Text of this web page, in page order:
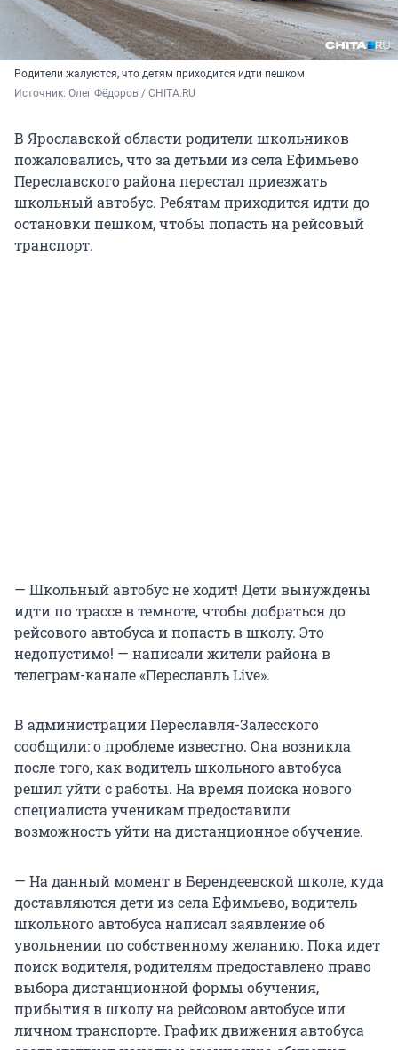
Родители жалуются, что детям приходится идти пешком
Источник: Олег Фёдоров / CHITA.RU
В Ярославской области родители школьников
пожаловались, что за детьми из села Ефимьево
Переславского района перестал приезжать
школьный автобус. Ребятам приходится идти до
остановки пешком, чтобы попасть на рейсовый
транспорт.
— Школьный автобус не ходит! Дети вынуждены
идти по трассе в темноте, чтобы добраться до
рейсового автобуса и попасть в школу. Это
недопустимо! — написали жители района в
телеграм-канале «Переславль Live».
В администрации Переславля-Залесского
сообщили: о проблеме известно. Она возникла
после того, как водитель школьного автобуса
решил уйти с работы. На время поиска нового
специалиста ученикам предоставили
возможность уйти на дистанционное обучение.
— На данный момент в Берендеевской школе, куда
доставляются дети из села Ефимьево, водитель
школьного автобуса написал заявление об
увольнении по собственному желанию. Пока идет
поиск водителя, родителям предоставлено право
выбора дистанционной формы обучения,
прибытия в школу на рейсовом автобусе или
личном транспорте. График движения автобуса